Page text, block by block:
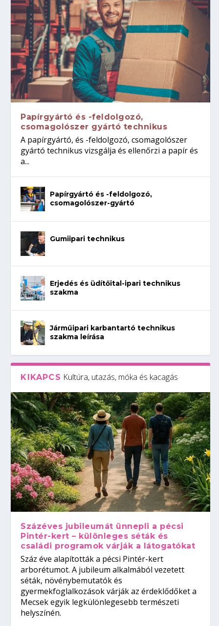
Papírgyártó és -feldolgozó,
csomagolószer gyártó technikus
A papírgyártó, és -feldolgozó, csomagolószer
gyártó technikus vizsgálja és ellenőrzi a papír és
a...
Papírgyártó és -feldolgozó,
csomagolószer-gyártó
Gumiipari technikus
Erjedés és üdítőital-ipari technikus
szakma
Járműipari karbantartó technikus
szakma leírása
KIKAPCS Kultúra, utazás, móka és kacagás
Százéves jubileumát ünnepli a pécsi
Pintér-kert – különleges séták és
családi programok várják a látogatókat
Száz éve alapították a pécsi Pintér-kert
arborétumot. A jubileum alkalmából vezetett
séták, növénybemutatók és
gyermekfoglalkozások várják az érdeklődőket a
Mecsek egyik legkülönlegesebb természeti
helyszínén.